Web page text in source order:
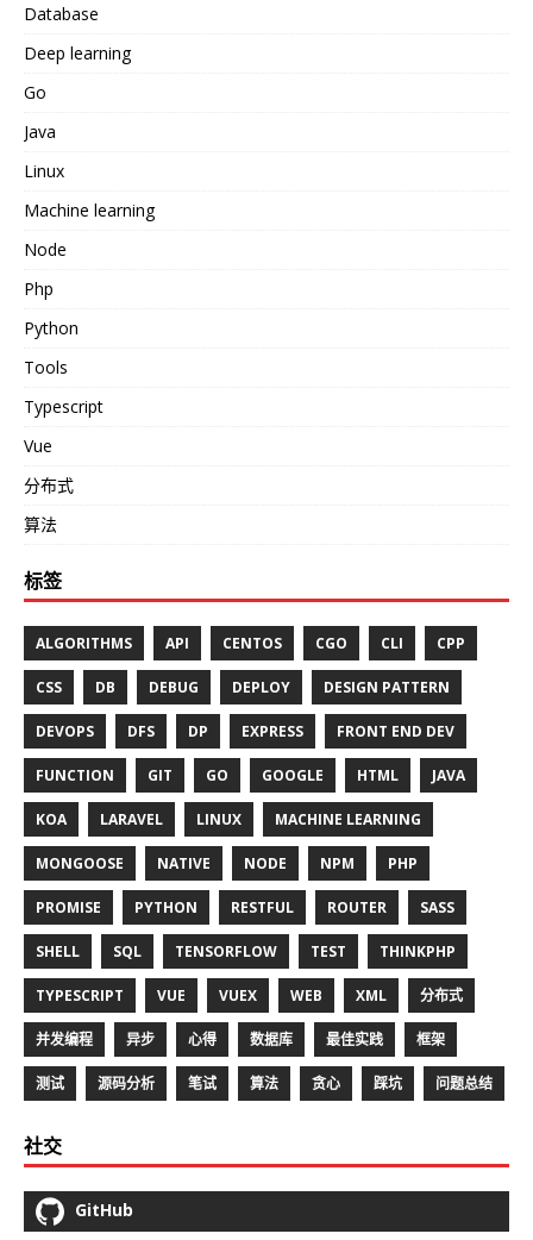
Database
Deep learning
Go
Java
Linux
Machine learning
Node
Php
Python
Tools
Typescript
Vue
分布式
算法
标签
ALGORITHMS API CENTOS CGO CLI CPP
CSS DB DEBUG DEPLOY DESIGN PATTERN
DEVOPS DFS DP EXPRESS FRONT END DEV
FUNCTION GIT GO GOOGLE HTML JAVA
KOA LARAVEL LINUX MACHINE LEARNING
MONGOOSE NATIVE NODE NPM PHP
PROMISE PYTHON RESTFUL ROUTER SASS
SHELL SQL TENSORFLOW TEST THINKPHP
TYPESCRIPT VUE VUEX WEB XML 分布式
并发编程 异步 心得 数据库 最佳实践 框架
测试 源码分析 笔试 算法 贪心 踩坑 问题总结
社交
GitHub